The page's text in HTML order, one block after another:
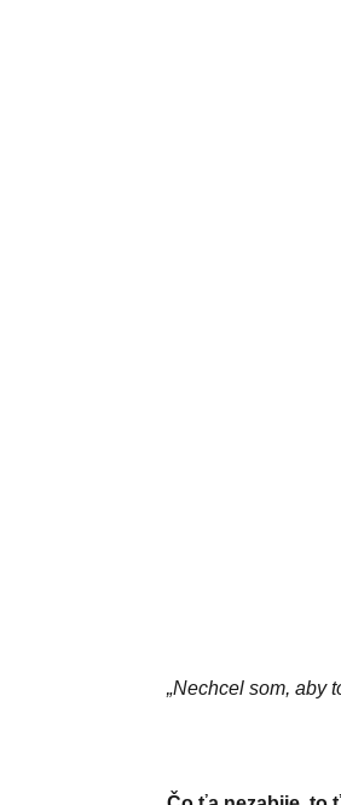
„Nechcel som, aby